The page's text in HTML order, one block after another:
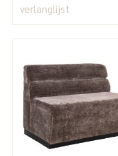
verlanglijst